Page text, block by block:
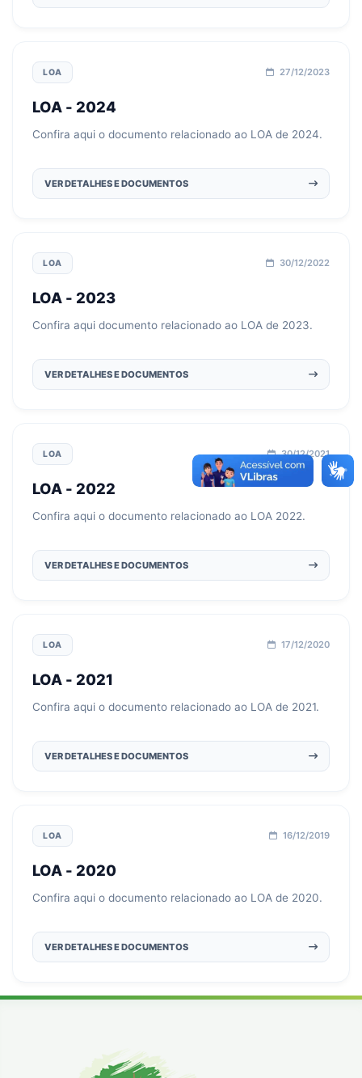
LOA 27/12/2023
LOA - 2024
Confira aqui o documento relacionado ao LOA de 2024.
VER DETALHES E DOCUMENTOS
LOA 30/12/2022
LOA - 2023
Confira aqui documento relacionado ao LOA de 2023.
VER DETALHES E DOCUMENTOS
LOA 30/12/2021
LOA - 2022
Confira aqui o documento relacionado ao LOA 2022.
VER DETALHES E DOCUMENTOS
LOA 17/12/2020
LOA - 2021
Confira aqui o documento relacionado ao LOA de 2021.
VER DETALHES E DOCUMENTOS
LOA 16/12/2019
LOA - 2020
Confira aqui o documento relacionado ao LOA de 2020.
VER DETALHES E DOCUMENTOS